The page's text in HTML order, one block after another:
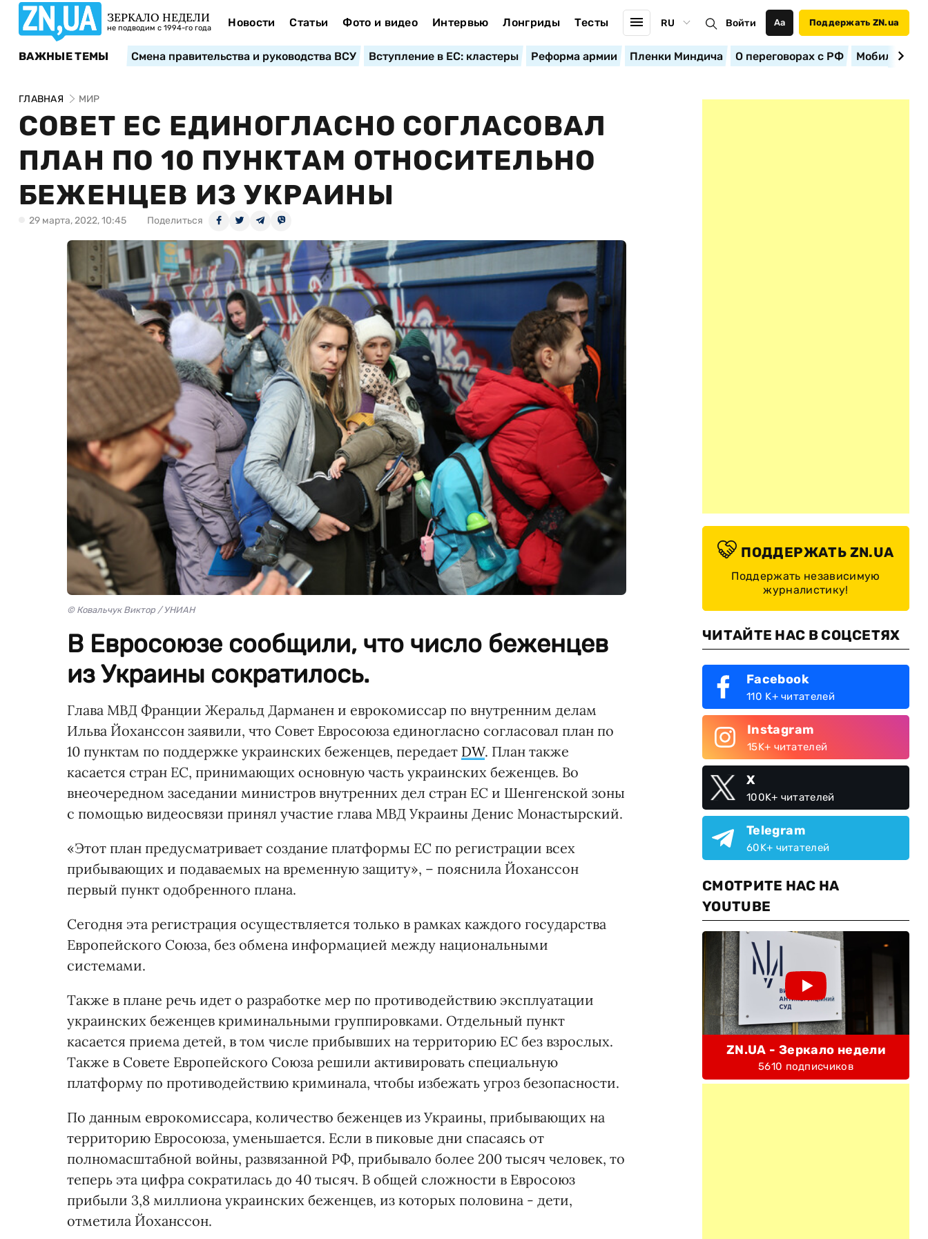
ЗЕРКАЛО НЕДЕЛИ
не подводим с 1994-го года Новости Статьи Фото и видео Интервью Лонгриды Тесты RU Войти Аа Поддержать ZN.ua
ВАЖНЫЕ ТЕМЫ Смена правительства и руководства ВСУ Вступление в ЕС: кластеры Реформа армии Пленки Миндича О переговорах с РФ
ГЛАВНАЯ МИР
СОВЕТ ЕС ЕДИНОГЛАСНО СОГЛАСОВАЛ
ПЛАН ПО 10 ПУНКТАМ ОТНОСИТЕЛЬНО
БЕЖЕНЦЕВ ИЗ УКРАИНЫ
29 марта, 2022, 10:45 Поделиться
© Ковальчук Виктор / УНИАН
В Евросоюзе сообщили, что число беженцев
из Украины сократилось.
Глава МВД Франции Жеральд Дарманен и еврокомиссар по внутренним делам
Ильва Йоханссон заявили, что Совет Евросоюза единогласно согласовал план по
10 пунктам по поддержке украинских беженцев, передает DW. План также
касается стран ЕС, принимающих основную часть украинских беженцев. Во
внеочередном заседании министров внутренних дел стран ЕС и Шенгенской зоны
с помощью видеосвязи принял участие глава МВД Украины Денис Монастырский.
«Этот план предусматривает создание платформы ЕС по регистрации всех
прибывающих и подаваемых на временную защиту», – пояснила Йоханссон
первый пункт одобренного плана.
Сегодня эта регистрация осуществляется только в рамках каждого государства
Европейского Союза, без обмена информацией между национальными
системами.
Также в плане речь идет о разработке мер по противодействию эксплуатации
украинских беженцев криминальными группировками. Отдельный пункт
касается приема детей, в том числе прибывших на территорию ЕС без взрослых.
Также в Совете Европейского Союза решили активировать специальную
платформу по противодействию криминала, чтобы избежать угроз безопасности.
По данным еврокомиссара, количество беженцев из Украины, прибывающих на
территорию Евросоюза, уменьшается. Если в пиковые дни спасаясь от
полномасштабной войны, развязанной РФ, прибывало более 200 тысяч человек, то
теперь эта цифра сократилась до 40 тысяч. В общей сложности в Евросоюз
прибыли 3,8 миллиона украинских беженцев, из которых половина - дети,
отметила Йоханссон.
ПОДДЕРЖАТЬ ZN.UA
Поддержать независимую
журналистику!
ЧИТАЙТЕ НАС В СОЦСЕТЯХ
Facebook
110 K+ читателей
Instagram
15K+ читателей
X
100K+ читателей
Telegram
60K+ читателей
СМОТРИТЕ НАС НА
YOUTUBE
ZN.UA - Зеркало недели
5610 подписчиков